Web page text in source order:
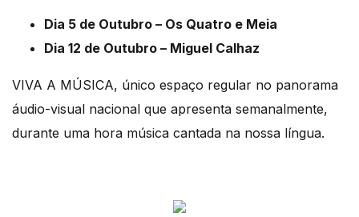
Dia 5 de Outubro – Os Quatro e Meia
Dia 12 de Outubro – Miguel Calhaz
VIVA A MÚSICA, único espaço regular no panorama
áudio-visual nacional que apresenta semanalmente,
durante uma hora música cantada na nossa língua.